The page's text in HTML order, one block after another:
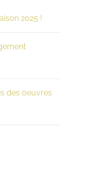
2025 !
des oeuvres